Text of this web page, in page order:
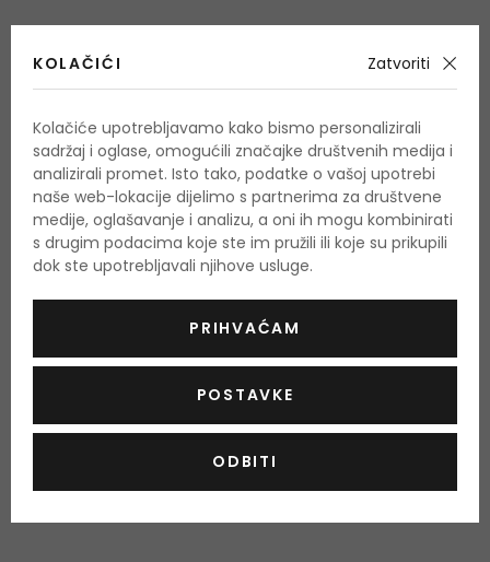
Upozorenje: Nijansa ovisi o postavkama boje monitora.
Stvarna boja može se razlikovati.
UPOTREBA
Nanesite prije ili poslije tekućeg pudera aplikatorom ili
prstima.
KOLIČINA I SASTOJCI
Količina: 14 g
proizvoda sa prikazanim sastojcima. Proizvođači redovito
mijenjaju sastojke te nas ne informiraju o tome. Na ovaj
način, pobrinut ćemo se da zaprimite aktualni i ažurirani
KOLAČIĆI Zatvoriti
Kolačiće upotrebljavamo kako bismo personalizirali
sadržaj i oglase, omogućili značajke društvenih medija i
analizirali promet. Isto tako, podatke o vašoj upotrebi
naše web-lokacije dijelimo s partnerima za društvene
medije, oglašavanje i analizu, a oni ih mogu kombinirati
s drugim podacima koje ste im pružili ili koje su prikupili
dok ste upotrebljavali njihove usluge.
PRIHVAĆAM
POSTAVKE
ODBITI